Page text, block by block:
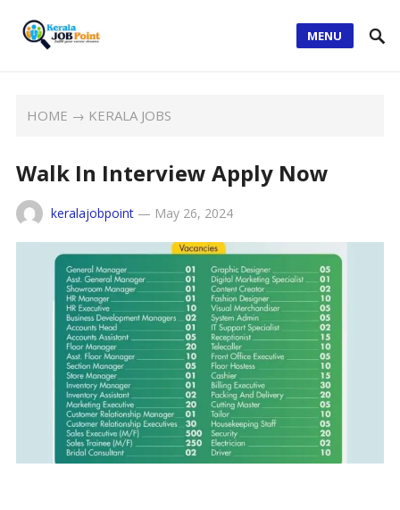
MENU
HOME → KERALA JOBS
Walk In Interview Apply Now
keralajobpoint— May 26, 2024